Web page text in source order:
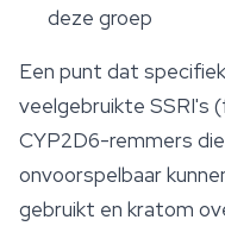
deze groep
Een punt dat
veelgebruikte SSRI's
CYP2D6-remmers
onvoorspelbaar
gebruikt en kratom